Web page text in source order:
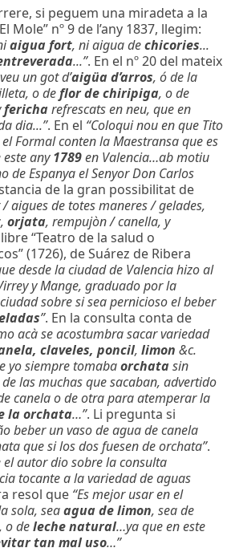
si peguem una miradeta a la
Mole” nº 9 de l’any 1837, llegim:
aigua fort, ni aigua dechicories...
...”. En el nº 20 del mateix
un got d’aigüa d’arros, ó de la
o deflor de chiripiga, o de
fericharefrescats en neu, que en
dia...”. En el “Coloqui nou en que Tito
Formal conten la Maestransa que es
este any1789en Valencia…ab motiu
de Espanya el Senyor Don Carlos
de la gran possibilitat de
aigues de totes maneres / gelades,
, orjata, rempujòn / canella, y
“Teatro de la salud o
(1726), de Suárez de Ribera
desde la ciudad de Valencia hizo al
y Mange, graduado por la
sobre si sea pernicioso el beber
”. En la consulta conta de
acà se acostumbra sacar variedad
claveles, poncil, limon &c.
yo siempre tomabaorchatasin
las muchas que sacaban, advertido
canela o de otra para atemperar la
la orchata…”. Li pregunta si
beber un vaso de agua de canela
que si los dos fuesen de orchata”.
el autor dio sobre la consulta
tocante a la variedad de aguas
resol que “Es mejor usar en el
sola, seaagua de limon, sea de
, o deleche natural…ya que en este
tan mal uso…”